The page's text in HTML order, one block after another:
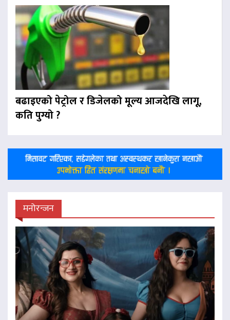
बढाइएको पेट्रोल र डिजेलको मूल्य आजदेखि लागू,
कति पुग्यो ?
मनोरन्जन